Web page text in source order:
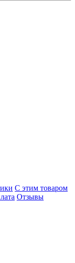
С этим товаром
Отзывы